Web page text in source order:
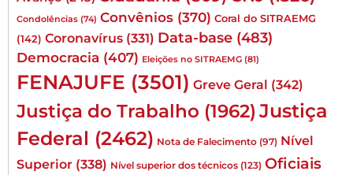
Condolências (74) Convênios (370) Coral do SITRAEMG
(142) Coronavírus (331) Data-base (483)
Democracia (407) Eleições no SITRAEMG (81)
FENAJUFE (3501) Greve Geral (342)
Justiça do Trabalho (1962) Justiça
Federal (2462) Nota de Falecimento (97) Nível
Superior (338) Nível superior dos técnicos (123) Oficiais